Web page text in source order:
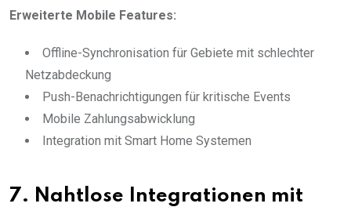
Erweiterte Mobile Features:
Offline-Synchronisation für Gebiete mit schlechter
Netzabdeckung
Push-Benachrichtigungen für kritische Events
Mobile Zahlungsabwicklung
Integration mit Smart Home Systemen
7. Nahtlose Integrationen mit